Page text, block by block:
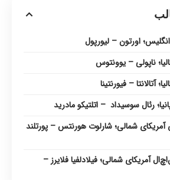
اورتون – لیورپول
ناپولی – یوونتوس
آتالانتا‫ – فیورنتینا
رئال سوسیداد – اتلتیکو مادرید
شمالی؛ شارلوت هورنتس – پورتلند
آمریکای شمالی؛ فیلادلفیا فلایرز –